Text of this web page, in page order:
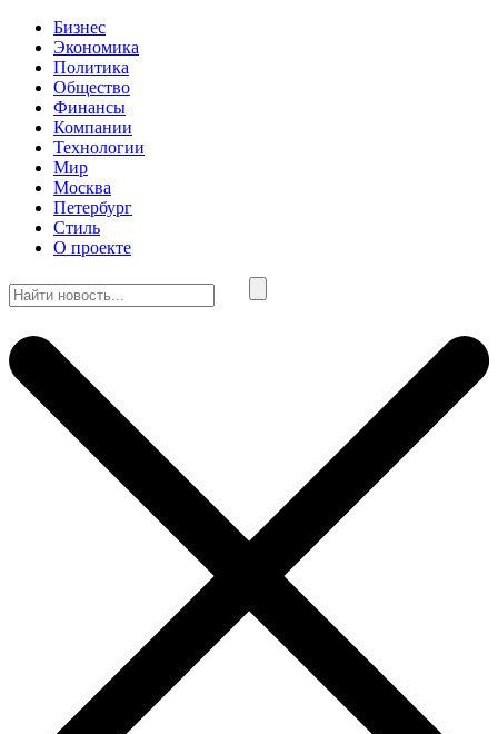
Бизнес
Экономика
Политика
Общество
Финансы
Компании
Технологии
Мир
Москва
Петербург
Стиль
О проекте